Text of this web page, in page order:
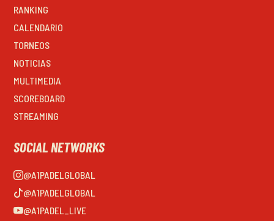
RANKING
CALENDARIO
TORNEOS
NOTICIAS
MULTIMEDIA
SCOREBOARD
STREAMING
SOCIAL NETWORKS
@A1PADELGLOBAL
@A1PADELGLOBAL
@A1PADEL_LIVE